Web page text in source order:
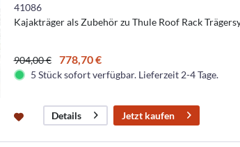
41086
Kajakträger als Zubehör zu Thule Roof Rack
904,00 € 778,70 €
5 Stück sofort verfügbar. Lieferzeit 2-4 Tage.
Details Jetzt kaufen